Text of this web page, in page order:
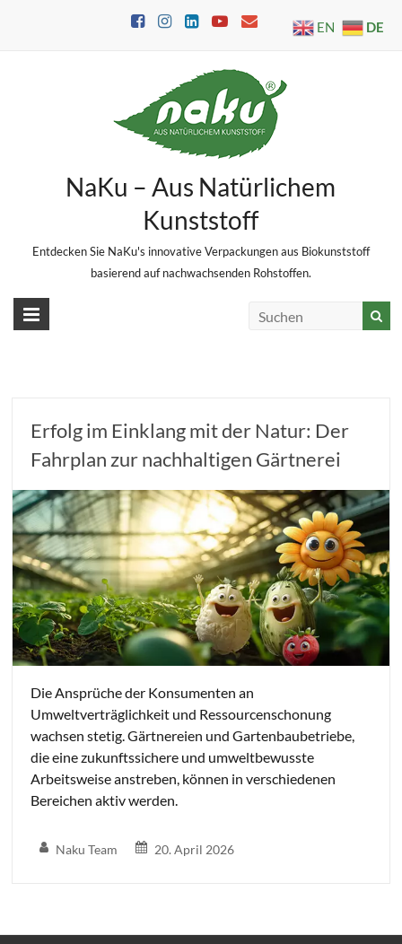
NaKu – Aus Natürlichem
Kunststoff
Entdecken Sie NaKu's innovative Verpackungen aus Biokunststoff
basierend auf nachwachsenden Rohstoffen.
Erfolg im Einklang mit der Natur: Der
Fahrplan zur nachhaltigen Gärtnerei
Die Ansprüche der Konsumenten an
Umweltverträglichkeit und Ressourcenschonung
wachsen stetig. Gärtnereien und Gartenbaubetriebe,
die eine zukunftssichere und umweltbewusste
Arbeitsweise anstreben, können in verschiedenen
Bereichen aktiv werden.
Naku Team 20. April 2026
EN DE